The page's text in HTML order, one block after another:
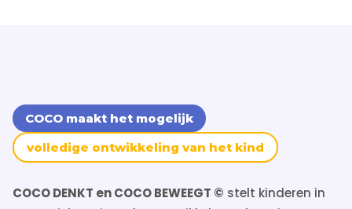
COCO maakt het mogelijk
volledige ontwikkeling van het kind
COCO DENKT en COCO BEWEEGT © stelt kinderen in